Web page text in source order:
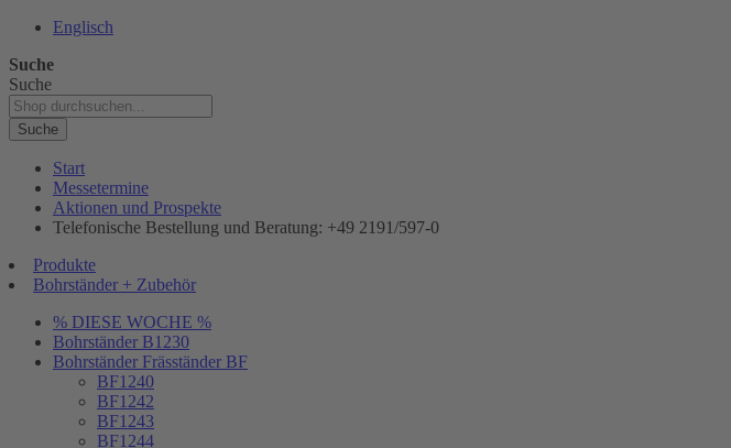
Englisch
Suche
Suche
Suche
Start
Messetermine
Aktionen und Prospekte
Telefonische Bestellung und Beratung: +49 2191/597-0
Produkte
Bohrständer + Zubehör
% DIESE WOCHE %
Bohrständer B1230
Bohrständer Fräsständer BF
BF1240
BF1242
BF1243
BF1244